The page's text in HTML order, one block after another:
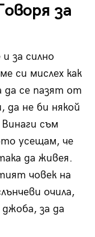
за
за силно
си мислех как
да се пазят от
да не би някой
съм
усещам, че
да живея.
човек на
очила,
за да